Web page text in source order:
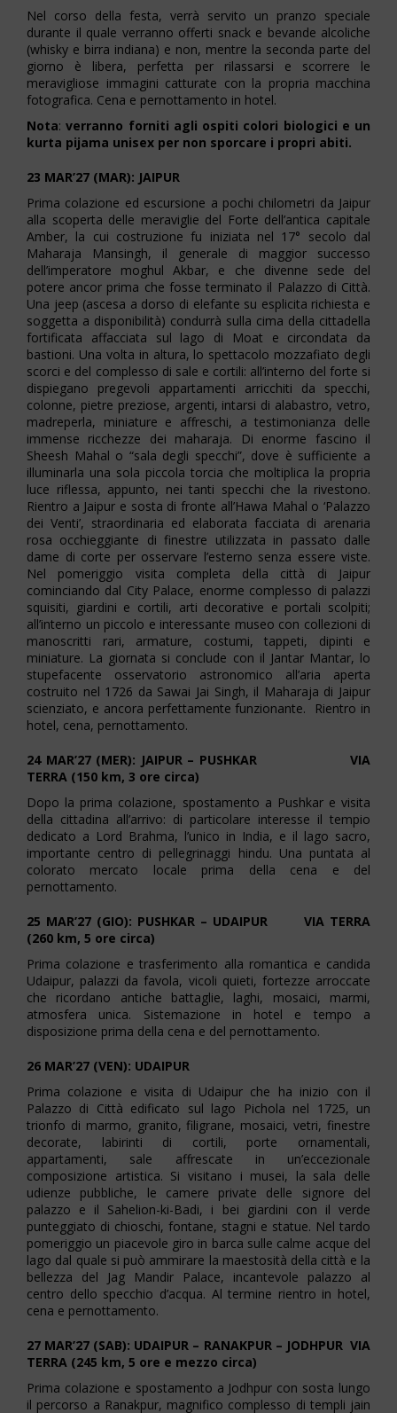
Nel corso della festa, verrà servito un pranzo speciale
durante il quale verranno offerti snack e bevande alcoliche
(whisky e birra indiana) e non, mentre la seconda parte del
giorno è libera, perfetta per rilassarsi e scorrere le
meravigliose immagini catturate con la propria macchina
fotografica. Cena e pernottamento in hotel.
Nota:verranno forniti agli ospiti colori biologici e un
kurta pijama unisex per non sporcare i propri abiti.
23 MAR’27 (MAR): JAIPUR
Prima colazione ed escursione a pochi chilometri da Jaipur
alla scoperta delle meraviglie del Forte dell’antica capitale
Amber, la cui costruzione fu iniziata nel 17° secolo dal
Maharaja Mansingh, il generale di maggior successo
dell’imperatore moghul Akbar, e che divenne sede del
potere ancor prima che fosse terminato il Palazzo di Città.
Una jeep (ascesa a dorso di elefante su esplicita richiesta e
soggetta a disponibilità) condurrà sulla cima della cittadella
fortificata affacciata sul lago di Moat e circondata da
bastioni. Una volta in altura, lo spettacolo mozzafiato degli
scorci e del complesso di sale e cortili: all’interno del forte si
dispiegano pregevoli appartamenti arricchiti da specchi,
colonne, pietre preziose, argenti, intarsi di alabastro, vetro,
madreperla, miniature e affreschi, a testimonianza delle
immense ricchezze dei maharaja. Di enorme fascino il
Sheesh Mahal o “sala degli specchi”, dove è sufficiente a
illuminarla una sola piccola torcia che moltiplica la propria
luce riflessa, appunto, nei tanti specchi che la rivestono.
Rientro a Jaipur e sosta di fronte all’Hawa Mahal o ‘Palazzo
dei Venti’, straordinaria ed elaborata facciata di arenaria
rosa occhieggiante di finestre utilizzata in passato dalle
dame di corte per osservare l’esterno senza essere viste.
Nel pomeriggio visita completa della città di Jaipur
cominciando dal City Palace, enorme complesso di palazzi
squisiti, giardini e cortili, arti decorative e portali scolpiti;
all’interno un piccolo e interessante museo con collezioni di
manoscritti rari, armature, costumi, tappeti, dipinti e
miniature. La giornata si conclude con il Jantar Mantar, lo
stupefacente osservatorio astronomico all’aria aperta
costruito nel 1726 da Sawai Jai Singh, il Maharaja di Jaipur
scienziato, e ancora perfettamente funzionante. Rientro in
hotel, cena, pernottamento.
24MAR’27 (MER): JAIPUR – PUSHKAR VIA
TERRA (150 km, 3 ore circa)
Dopo la prima colazione, spostamento a Pushkar e visita
della cittadina all’arrivo: di particolare interesse il tempio
dedicato a Lord Brahma, l’unico in India, e il lago sacro,
importante centro di pellegrinaggi hindu. Una puntata al
colorato mercato locale prima della cena e del
pernottamento.
25 MAR’27 (GIO): PUSHKAR – UDAIPUR VIA TERRA
(260 km, 5 ore circa)
Prima colazione e trasferimento alla romantica e candida
Udaipur, palazzi da favola, vicoli quieti, fortezze arroccate
che ricordano antiche battaglie, laghi, mosaici, marmi,
atmosfera unica. Sistemazione in hotel e tempo a
disposizione prima della cena e del pernottamento.
26 MAR’27 (VEN): UDAIPUR
Prima colazione e visita di Udaipur che ha inizio con il
Palazzo di Città edificato sul lago Pichola nel 1725, un
trionfo di marmo, granito, filigrane, mosaici, vetri, finestre
decorate, labirinti di cortili, porte ornamentali,
appartamenti, sale affrescate in un’eccezionale
composizione artistica. Si visitano i musei, la sala delle
udienze pubbliche, le camere private delle signore del
palazzo e il Sahelion-ki-Badi, i bei giardini con il verde
punteggiato di chioschi, fontane, stagni e statue. Nel tardo
pomeriggio un piacevole giro in barca sulle calme acque del
lago dal quale si può ammirare la maestosità della città e la
bellezza del Jag Mandir Palace, incantevole palazzo al
centro dello specchio d’acqua. Al termine rientro in hotel,
cena e pernottamento.
27 MAR’27 (SAB): UDAIPUR – RANAKPUR – JODHPUR VIA
TERRA (245 km, 5 ore e mezzo circa)
Prima colazione e spostamento a Jodhpur con sosta lungo
il percorso a Ranakpur, magnifico complesso di templi jain